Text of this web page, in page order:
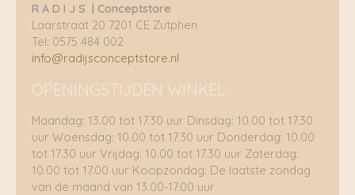
R A D I J S | Conceptstore
Laarstraat 20 7201 CE Zutphen
Tel: 0575 484 002
info@radijsconceptstore.nl
OPENINGSTIJDEN WINKEL
Maandag: 13.00 tot 17.30 uur Dinsdag: 10.00 tot 17.30
uur Woensdag: 10.00 tot 17.30 uur Donderdag: 10.00
tot 17.30 uur Vrijdag: 10.00 tot 17.30 uur Zaterdag:
10.00 tot 17.00 uur Koopzondag: De laatste zondag
van de maand van 13.00-17.00 uur